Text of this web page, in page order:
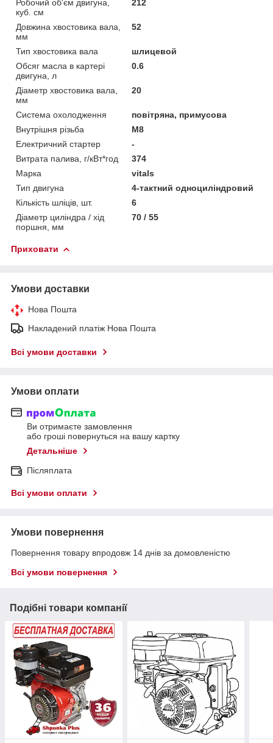
Робочий об'єм двигуна,
куб. см
212
Довжина хвостовика вала,
мм
52
Тип хвостовика вала
шлицевой
Обсяг масла в картері
двигуна, л
0.6
Діаметр хвостовика вала,
мм
20
Система охолодження
повітряна, примусова
Внутрішня різьба
M8
Електричний стартер
-
Витрата палива, г/кВт*год
374
Марка
vitals
Тип двигуна
4-тактний одноциліндровий
Кількість шліців, шт.
6
Діаметр циліндра / хід
поршня, мм
70 / 55
Приховати
Умови доставки
Нова Пошта
Накладений платіж Нова Пошта
Всі умови доставки
Умови оплати
Ви отримаєте замовлення
або гроші повернуться на вашу картку
Детальніше
Післяплата
Всі умови оплати
Умови повернення
Повернення товару впродовж 14 днів за домовленістю
Всі умови повернення
Подібні товари компанії